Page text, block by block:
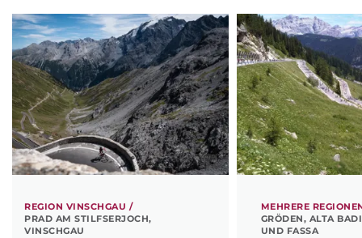
REGION VINSCHGAU /
PRAD AM STILFSERJOCH,
VINSCHGAU
MEHRERE
GRÖDEN, ALTA
UND FASSA